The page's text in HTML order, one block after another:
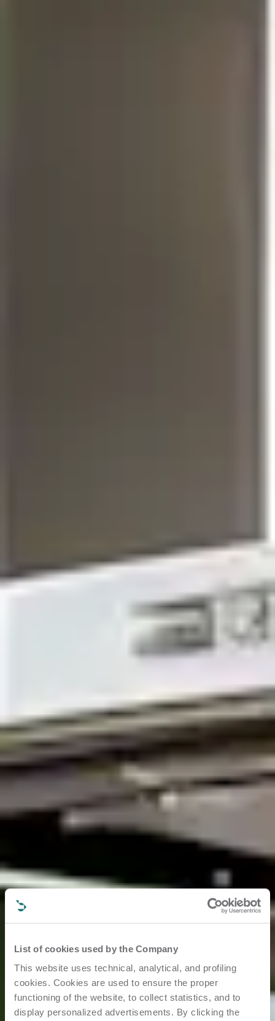
List of cookies used by the Company
This website uses technical, analytical, and profiling
cookies. Cookies are used to ensure the proper
functioning of the website, to collect statistics, and to
display personalized advertisements. By clicking the